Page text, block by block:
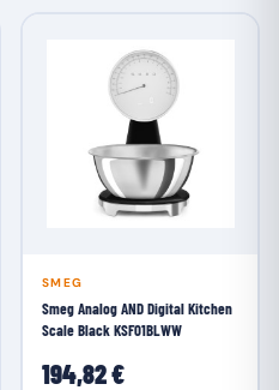
SMEG
Smeg Analog AND Digital Kitchen
Scale Black KSF01BLWW
194,82 €